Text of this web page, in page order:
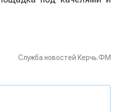
Служба новостей Керчь.ФМ